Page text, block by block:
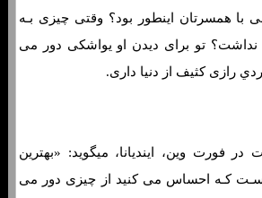
با همسرتان اینطور بود؟ وقتی چیزی بـه
تو برای دیدن او یواشکی دور می
رازی کثیف از دنیا داری.
فورت وین، ایندیانا، میگوید: «بهترین
کـه احساس می کنید از چیزی دور می